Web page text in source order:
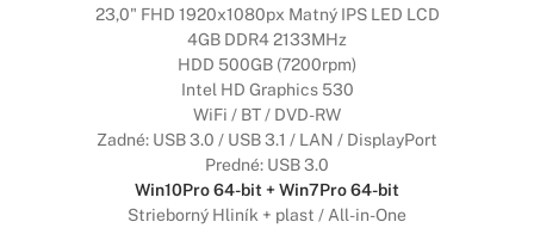
23,0" FHD 1920x1080px Matný IPS LED LCD
4GB DDR4 2133MHz
HDD 500GB (7200rpm)
Intel HD Graphics 530
WiFi / BT / DVD-RW
Zadné: USB 3.0 / USB 3.1 / LAN / DisplayPort
Predné: USB 3.0
Win10Pro 64-bit + Win7Pro 64-bit
Strieborný Hliník + plast / All-in-One